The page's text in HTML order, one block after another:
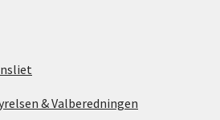
& Valberedningen